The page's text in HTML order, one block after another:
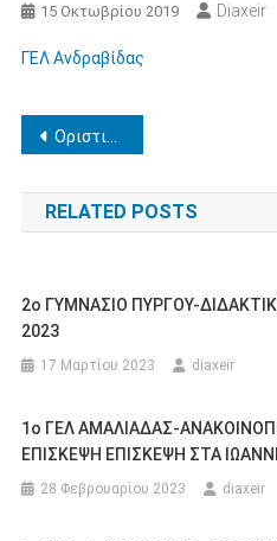
15 Οκτωβρίου 2019 Diaxeir
ΓΕΛ Ανδραβίδας
Πλοήγηση
άρθρων
Οριστικοί πίνακες κατάταξης μαθητευόμενων Μεταλυκειακού Έτους
RELATED POSTS
2ο ΓΥΜΝΑΣΙΟ ΠΥΡΓΟΥ-
2023
17 Μαρτίου 2023 diaxeir
1ο ΓΕΛ ΑΜΑΛΙΑΔΑΣ-
ΕΠΙΣΚΕΨΗ ΕΠΙΣΚΕΨΗ ΣΤΑ
28 Φεβρουαρίου 2023 diaxeir